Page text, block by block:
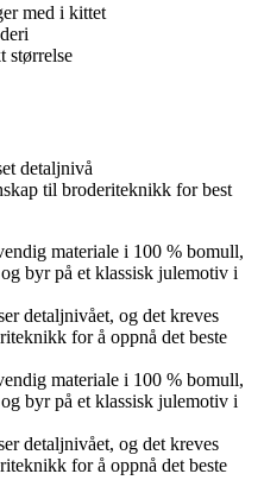
med i kittet
størrelse
detaljnivå
til broderiteknikk for best
materiale i 100 % bomull,
byr på et klassisk julemotiv i
detaljnivået, og det kreves
for å oppnå det beste
materiale i 100 % bomull,
byr på et klassisk julemotiv i
detaljnivået, og det kreves
for å oppnå det beste